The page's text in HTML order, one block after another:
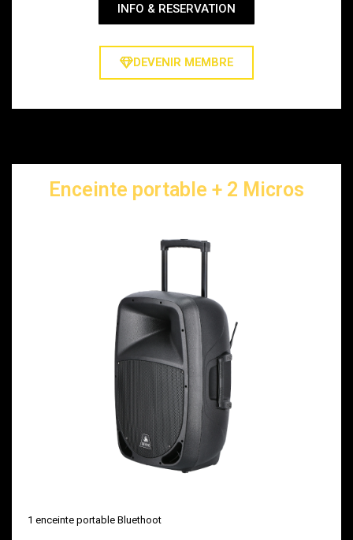
INFO & RESERVATION
DEVENIR MEMBRE
Enceinte portable + 2 Micros
1 enceinte portable Bluethoot